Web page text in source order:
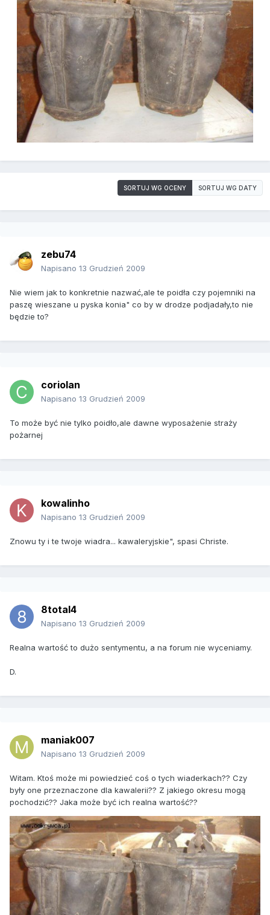
SORTUJ WG OCENY SORTUJ WG DATY
zebu74
Napisano 13 Grudzień 2009
Nie wiem jak to konkretnie nazwać,ale te poidła czy pojemniki na
paszę wieszane u pyska konia" co by w drodze podjadały,to nie
będzie to?
coriolan
Napisano 13 Grudzień 2009
To może być nie tylko poidło,ale dawne wyposażenie straży
pożarnej
kowalinho
Napisano 13 Grudzień 2009
Znowu ty i te twoje wiadra... kawaleryjskie", spasi Christe.
8total4
Napisano 13 Grudzień 2009
Realna wartość to dużo sentymentu, a na forum nie wyceniamy.
D.
maniak007
Napisano 13 Grudzień 2009
Witam. Ktoś może mi powiedzieć coś o tych wiaderkach?? Czy
były one przeznaczone dla kawalerii?? Z jakiego okresu mogą
pochodzić?? Jaka może być ich realna wartość??